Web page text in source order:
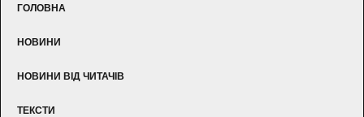
ГОЛОВНА
НОВИНИ
НОВИНИ ВІД ЧИТАЧІВ
ТЕКСТИ